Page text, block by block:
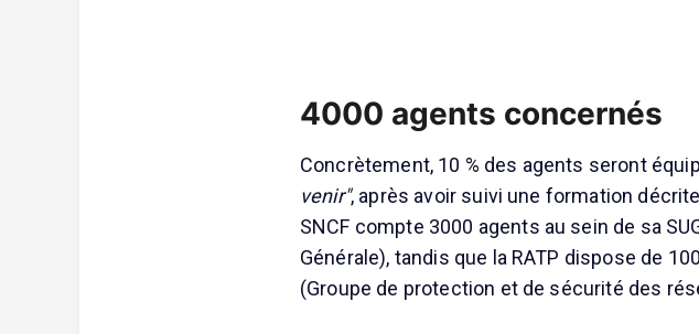
4000 agents concernés
Concrètement, 10 % des agents seront
venir", après avoir suivi une formation
SNCF compte 3000 agents au sein de sa
Générale), tandis que la RATP dispose de
(Groupe de protection et de sécurité des